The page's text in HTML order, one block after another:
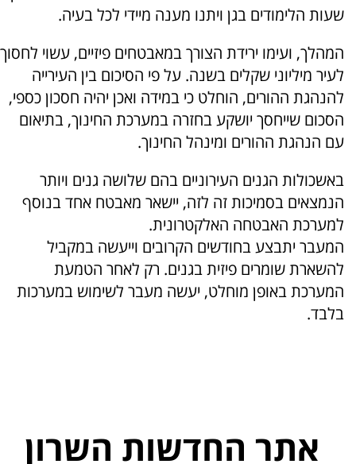
שעות הלימודים בגן ויתנו מענה מיידי לכל בעיה.
המהלך, ועימו ירידת הצורך במאבטחים פיזיים, עשוי לחסוך
לעיר מיליוני שקלים בשנה. על פי הסיכום בין העירייה
להנהגת ההורים, הוחלט כי במידה ואכן יהיה חסכון כספי,
הסכום שייחסך יושקע בחזרה במערכת החינוך, בתיאום
עם הנהגת ההורים ומינהל החינוך.
באשכולות הגנים העירוניים בהם שלושה גנים ויותר
הנמצאים בסמיכות זה לזה, יישאר מאבטח אחד בנוסף
למערכת האבטחה האלקטרונית.
המעבר יתבצע בחודשים הקרובים וייעשה במקביל
להשארת שומרים פיזית בגנים. רק לאחר הטמעת
המערכת באופן מוחלט, יעשה מעבר לשימוש במערכות
בלבד.
אתר החדשות השרון